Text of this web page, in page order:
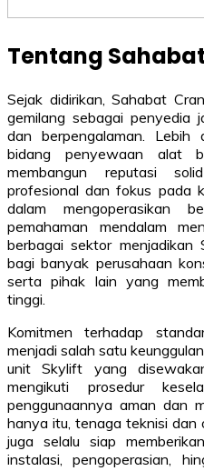
Tentang
Sejak didirikan, Sahabat
gemilang sebagai penyedia
dan berpengalaman.
bidang penyewaan alat
membangun reputasi
profesional dan fokus pada
dalam mengoperasikan
pemahaman mendalam
berbagai sektor menjadikan
bagi banyak perusahaan
serta pihak lain yang
tinggi.
Komitmen terhadap
menjadi salah satu
unit Skylift yang
mengikuti prosedur
penggunaannya aman dan
hanya itu, tenaga teknisi dan
juga selalu siap
instalasi, pengoperasian,